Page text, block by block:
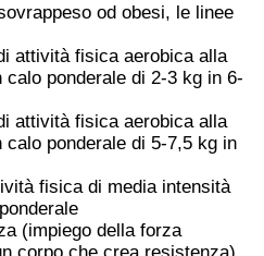
od obesi, le linee
attività fisica aerobica alla
ponderale di 2-3 kg in 6-
attività fisica aerobica alla
ponderale di 5-7,5 kg in
fisica di media intensità
(impiego della forza